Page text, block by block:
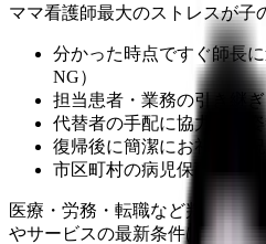
ママ看護師最大のストレスが子
分かった時点ですぐ師長
NG）
担当患者・業務の引き継
代替者の手配に協力する
復帰後に簡潔にお礼 + 状
市区町村の病児保育所
医療・労務・転職など判断に影
やサービスの最新条件は公的機